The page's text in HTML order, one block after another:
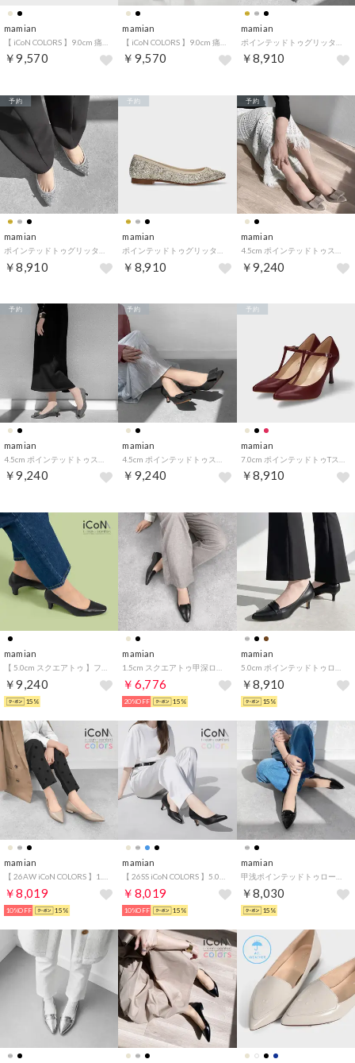
mamian
￥9,570
mamian
￥9,570
mamian
￥8,910
mamian
ポインテッドトゥグリッターバレエシューズ／m17048 （シルバーグリッター）
￥8,910
予約
mamian
ポインテッドトゥグリッターバレエシューズ／m17048 （ホワイトゴールドグリッター）
￥8,910
予約
mamian
4.5cm ポインテッドトゥスクエアリボンパンプス／m45010 （グレージュS）
￥9,240
予約
mamian
￥9,240
予約
mamian
￥9,240
予約
mamian
￥8,910
予約
mamian
【 5.0cm スクエアトゥ 】フォーマルベーシックパンプス：iCoN BASIC／355BC （ブラックスムース）
￥9,240
15%
mamian
1.5cm スクエアトゥ甲深ローファー／2009 （ブラック）
￥6,776
20%OFF 15%
mamian
5.0cm ポインテッドトゥローファースタイルパンプス／5725 （ブラック）
￥8,910
15%
mamian
￥8,019
10%OFF 15%
mamian
￥8,019
10%OFF 15%
mamian
￥8,030
15%